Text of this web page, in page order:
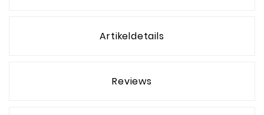
Artikeldetails
Reviews